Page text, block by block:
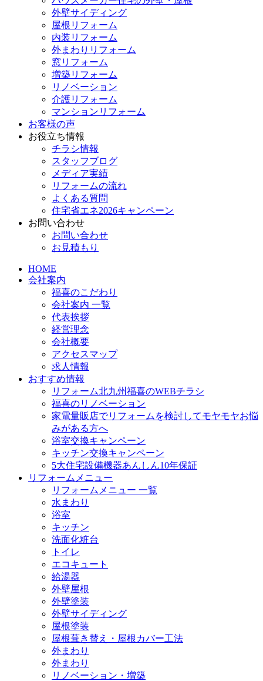
外壁サイディング
屋根リフォーム
内装リフォーム
外まわりリフォーム
窓リフォーム
増築リフォーム
リノベーション
介護リフォーム
マンションリフォーム
お客様の声
お役立ち情報
チラシ情報
スタッフブログ
メディア実績
リフォームの流れ
よくある質問
住宅省エネ2026キャンペーン
お問い合わせ
お問い合わせ
お見積もり
HOME
会社案内
福喜のこだわり
会社案内 一覧
代表挨拶
経営理念
会社概要
アクセスマップ
求人情報
おすすめ情報
リフォーム北九州福喜のWEBチラシ
福喜のリノベーション
家電量販店でリフォームを検討してモヤモヤお悩
みがある方へ
浴室交換キャンペーン
キッチン交換キャンペーン
5大住宅設備機器あんしん10年保証
リフォームメニュー
リフォームメニュー 一覧
水まわり
浴室
キッチン
洗面化粧台
トイレ
エコキュート
給湯器
外壁屋根
外壁塗装
外壁サイディング
屋根塗装
屋根葺き替え・屋根カバー工法
外まわり
外まわり
リノベーション・増築